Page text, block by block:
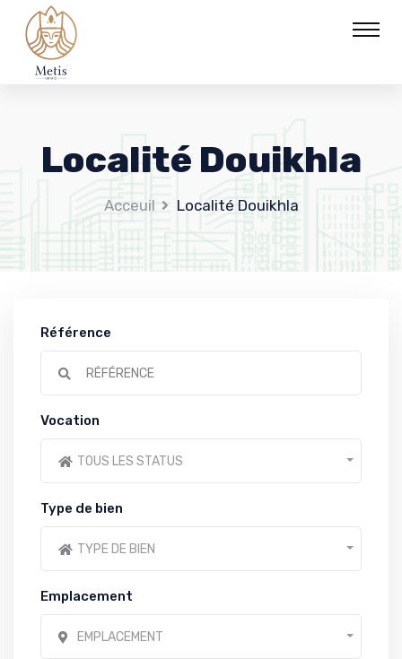
Localité Douikhla
Acceuil Localité Douikhla
Référence
Vocation
TOUS LES STATUS
Type de bien
TYPE DE BIEN
Emplacement
EMPLACEMENT